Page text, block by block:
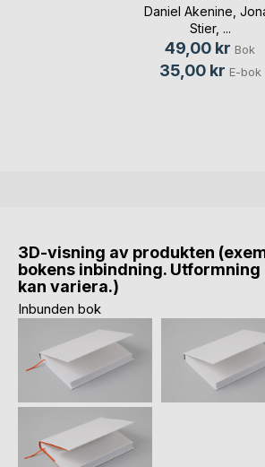
Daniel Akenine,
Stier, ...
49,00 kr Bok
35,00 kr E-bok
3D-visning av produkten
bokens inbindning.
kan variera.)
Inbunden bok